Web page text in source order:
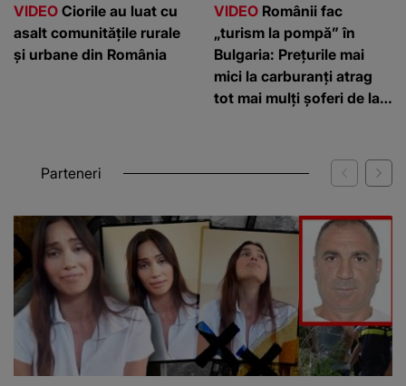
VIDEO Ciorile au luat cu
asalt comunitățile rurale
și urbane din România
VIDEO Românii fac
„turism la pompă” în
Bulgaria: Prețurile mai
mici la carburanți atrag
tot mai mulți șoferi de la
Parteneri